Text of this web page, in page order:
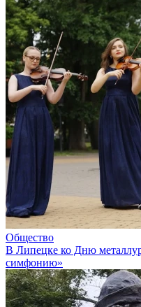
Общество
В Липецке ко Дню
симфонию»